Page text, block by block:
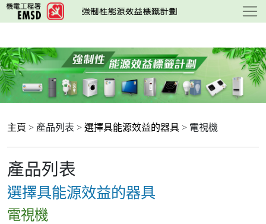
跳
至
要
內
容
主頁 > 產品列表 > 選擇具能源效益的器具 > 電視機
產品列表
選擇具能源效益的器具
電視機